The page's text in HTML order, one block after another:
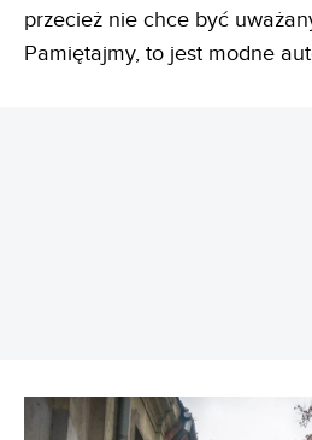
przecież nie chce być
Pamiętajmy, to jest modne